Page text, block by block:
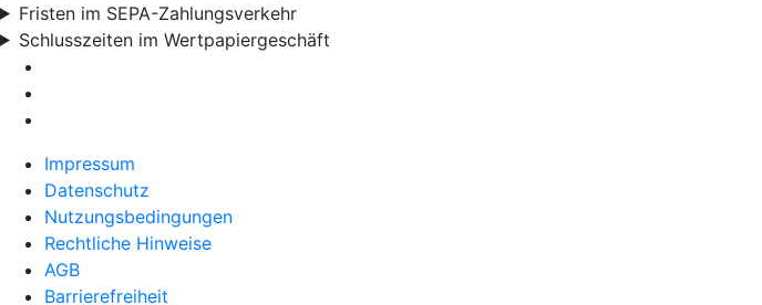
Fristen im SEPA-Zahlungsverkehr
Schlusszeiten im Wertpapiergeschäft
Impressum
Datenschutz
Nutzungsbedingungen
Rechtliche Hinweise
AGB
Barrierefreiheit